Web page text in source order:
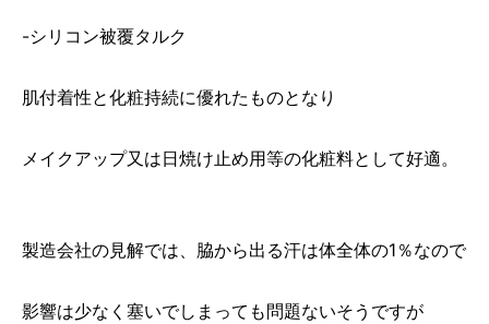
-シリコン被覆タルク
肌付着性と化粧持続に優れたものとなり
メイクアップ又は日焼け止め用等の化粧料として好適。
製造会社の見解では、脇から出る汗は体全体の1％なので
影響は少なく塞いでしまっても問題ないそうですが